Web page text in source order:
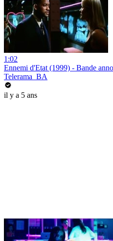
1:02
Ennemi d'Etat (1999) - Bande
Telerama_BA
il y a 5 ans